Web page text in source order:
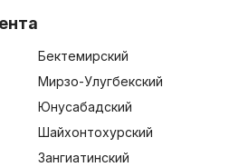
Бектемирский
Мирзо-Улугбекский
Юнусабадский
Шайхонтохурский
Зангиатинский